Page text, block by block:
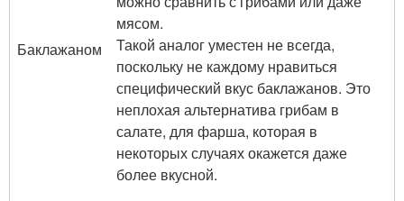
Баклажаном
мясом.
Такой аналог уместен не всегда,
поскольку не каждому нравиться
специфический вкус баклажанов. Это
неплохая альтернатива грибам в
салате, для фарша, которая в
некоторых случаях окажется даже
более вкусной.